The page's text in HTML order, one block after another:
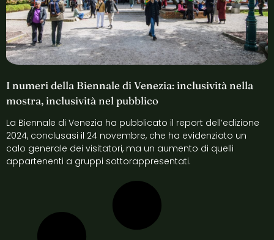
I numeri della Biennale di Venezia: inclusività nella
mostra, inclusività nel pubblico
La Biennale di Venezia ha pubblicato il report dell’edizione
2024, conclusasi il 24 novembre, che ha evidenziato un
calo generale dei visitatori, ma un aumento di quelli
appartenenti a gruppi sottorappresentati.